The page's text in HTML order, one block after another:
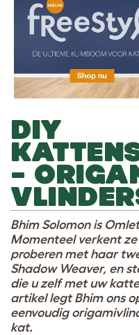
DIY
–
Bhim Solomon is
Momenteel verkent
proberen met haar
Shadow Weaver, en
die u zelf met uw
artikel legt Bhim ons
eenvoudig
kat.